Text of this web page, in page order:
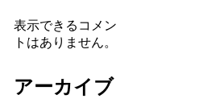
表示できるコメン
トはありません。
アーカイブ